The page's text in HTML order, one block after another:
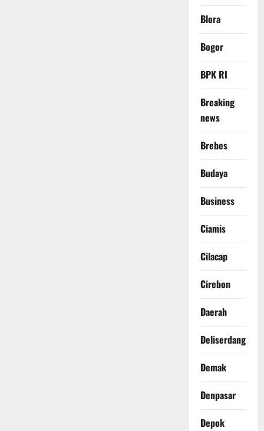
Blora
Bogor
BPK RI
Breaking
news
Brebes
Budaya
Business
Ciamis
Cilacap
Cirebon
Daerah
Deliserdang
Demak
Denpasar
Depok